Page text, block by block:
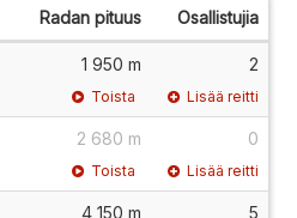
Radan pituus Osallistujia
1 950 m 2
Toista Lisää reitti
2 680 m 0
Toista Lisää reitti
4 150 m 5